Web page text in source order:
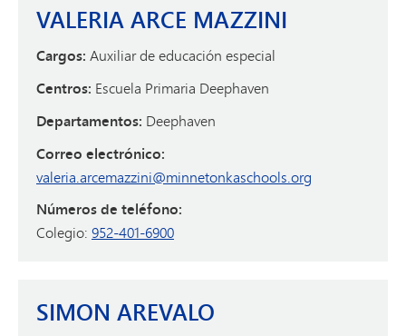
VALERIA ARCE MAZZINI
Cargos: Auxiliar de educación especial
Centros: Escuela Primaria Deephaven
Departamentos: Deephaven
Correo electrónico:
valeria.arcemazzini@minnetonkaschools.org
Números de teléfono:
Colegio: 952-401-6900
SIMON AREVALO